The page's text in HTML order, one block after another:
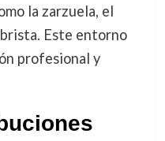
la zarzuela, el
Este entorno
profesional y